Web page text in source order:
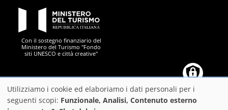
Con il sostegno finanziario del
Ministero del Turismo "Fondo
siti UNESCO e città creative"
Città Metropolitana
Utilizzo
Utilizziamo i cookie ed elaboriamo i dati personali per i
seguenti scopi: Funzionale, Analisi, Contenuto esterno